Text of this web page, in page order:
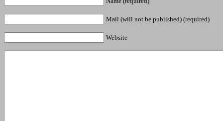
Mail (will not be published) (required)
Website